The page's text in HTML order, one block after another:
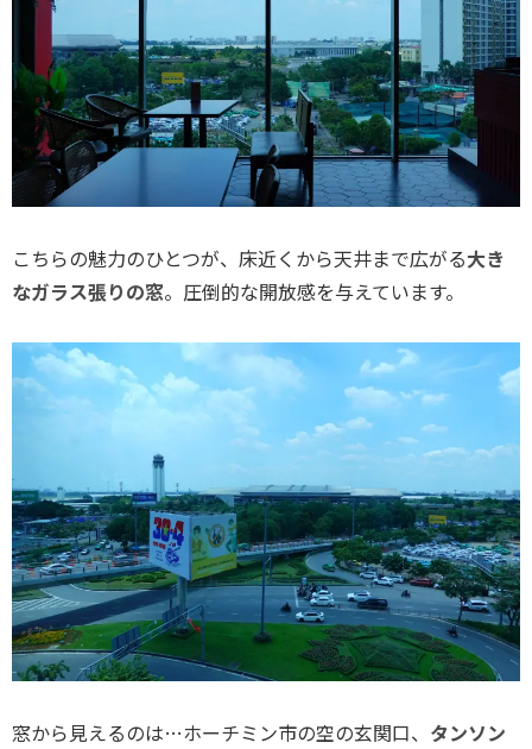
こちらの魅力のひとつが、床近くから天井まで広がる大き
なガラス張りの窓。圧倒的な開放感を与えています。
窓から見えるのは…ホーチミン市の空の玄関口、 タンソン